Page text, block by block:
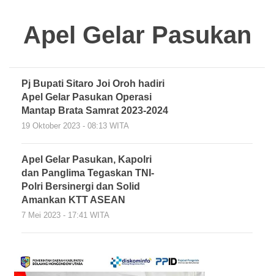
Apel Gelar Pasukan
Pj Bupati Sitaro Joi Oroh hadiri
Apel Gelar Pasukan Operasi
Mantap Brata Samrat 2023-2024
19 Oktober 2023 - 08:13 WITA
Apel Gelar Pasukan, Kapolri
dan Panglima Tegaskan TNI-
Polri Bersinergi dan Solid
Amankan KTT ASEAN
7 Mei 2023 - 17:41 WITA